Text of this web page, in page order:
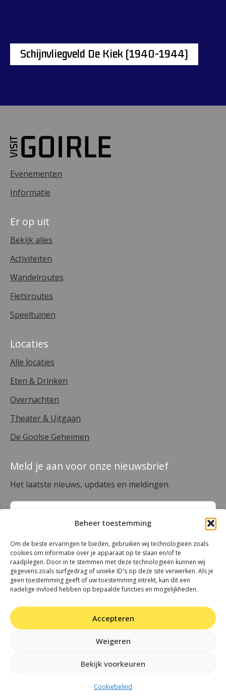
Beheer toestemming
Om de beste ervaringen te bieden, gebruiken wij technologieën zoals
cookies om informatie over je apparaat op te slaan en/of te
raadplegen. Door in te stemmen met deze technologieën kunnen wij
gegevens zoals surfgedrag of unieke ID's op deze site verwerken. Als je
geen toestemming geeft of uw toestemming intrekt, kan dit een
nadelige invloed hebben op bepaalde functies en mogelijkheden.
Accepteren
Weigeren
Bekijk voorkeuren
Cookiebeleid
Schijnvliegveld De Kiek (1940-1944)
Evenementen
Informatie
Er op uit
Bekijk alles
Activiteiten
Wandelroutes
Fietsroutes
Speeltuinen
Locaties
Alle locaties
Eten & Drinken
Overnachten
Theater & Uitgaan
De Goolse Geheimen
Meld je aan voor onze nieuwsbrief
Het laatste nieuws, updates en meldingen.
aanmelden
Evenement aanmelden